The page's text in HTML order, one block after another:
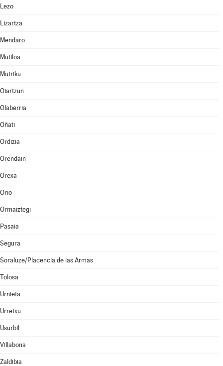
Lezo
Lizartza
Mendaro
Mutiloa
Mutriku
Oiartzun
Olaberria
Oñati
Ordizia
Orendain
Orexa
Orio
Ormaiztegi
Pasaia
Segura
Soraluze/Placencia de las Armas
Tolosa
Urnieta
Urretxu
Usurbil
Villabona
Zaldibia